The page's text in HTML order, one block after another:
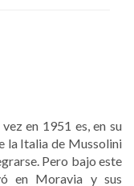
en 1951 es, en su
la Italia de Mussolini
Pero bajo este
en Moravia y sus